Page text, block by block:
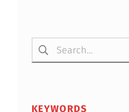
T
Z
Suchen nach:
KEYWORDS